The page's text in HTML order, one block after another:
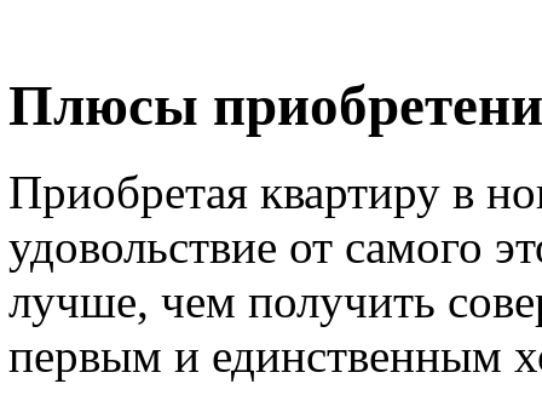
Плюсы
Приобретая квартиру в
удовольствие от самого
лучше, чем получить
первым и единственным